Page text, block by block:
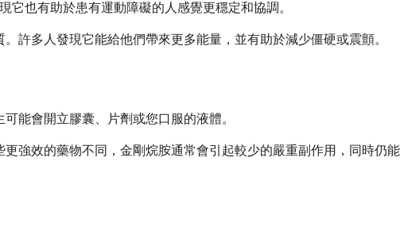
也有助於患有運動障礙的人感覺更穩定和協調。
許多人發現它能給他們帶來更多能量，並有助於減少僵硬或震顫。
能會開立膠囊、片劑或您口服的液體。
強效的藥物不同，金剛烷胺通常會引起較少的嚴重副作用，同時仍能